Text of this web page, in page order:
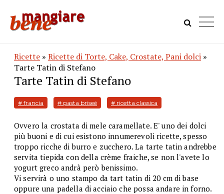
Ricette » Ricette di Torte, Cake, Crostate, Pani dolci »
Tarte Tatin di Stefano
Tarte Tatin di Stefano
# francia # pasta briseé # ricetta classica
Ovvero la crostata di mele caramellate. E' uno dei dolci
più buoni e di cui esistono innumerevoli ricette, spesso
troppo ricche di burro e zucchero. La tarte tatin andrebbe
servita tiepida con della crème fraiche, se non l'avete lo
yogurt greco andrà però benissimo.
Vi servirà o uno stampo da tart tatin di 20 cm di base
oppure una padella di acciaio che possa andare in forno.